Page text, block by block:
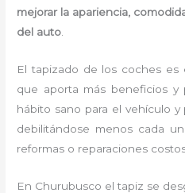
mejorar la apariencia,
del auto.
El tapizado de los coches es
que aporta más beneficios y
hábito sano para el vehículo
debilitándose menos cada
reformas o reparaciones
En Churubusco el tapiz se